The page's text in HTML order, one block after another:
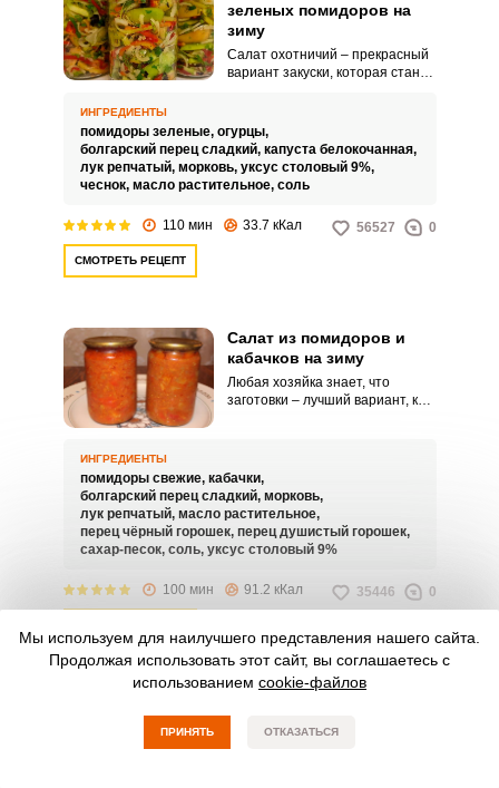
зеленых помидоров на
зиму
Салат охотничий – прекрасный
вариант закуски, которая станет
с использованием зеленых
помидоров является очень
удачным.
ИНГРЕДИЕНТЫ
помидоры зеленые, огурцы,
болгарский перец сладкий, капуста белокочанная,
лук репчатый, морковь, уксус столовый 9%,
чеснок, масло растительное, соль
110 мин 33.7 кКал 56527 0
СМОТРЕТЬ РЕЦЕПТ
Салат из помидоров и
кабачков на зиму
Любая хозяйка знает, что
заготовки – лучший вариант, как
помидоров и кабачков на зиму
можно выгодно пристроить
целых два овоща.
ИНГРЕДИЕНТЫ
помидоры свежие, кабачки,
болгарский перец сладкий, морковь,
лук репчатый, масло растительное,
перец чёрный горошек, перец душистый горошек,
сахар-песок, соль, уксус столовый 9%
100 мин 91.2 кКал 35446 0
Салат из кабачков и
баклажанов на зиму
Салат из кабачков и баклажанов
на зиму сохраняет натуральный
Мы используем для наилучшего представления нашего сайта.
Продолжая использовать этот сайт, вы соглашаетесь с
использованием cookie-файлов
ПРИНЯТЬ ОТКАЗАТЬСЯ